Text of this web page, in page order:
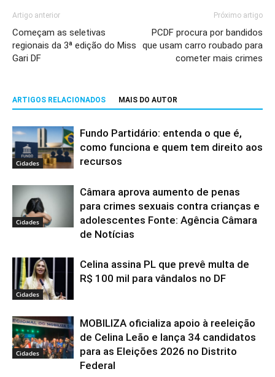
Artigo anterior
Começam as seletivas
regionais da 3ª edição do Miss
Gari DF
Próximo artigo
PCDF procura por bandidos
que usam carro roubado para
cometer mais crimes
ARTIGOS RELACIONADOS MAIS DO AUTOR
Cidades
Fundo Partidário: entenda o que é,
como funciona e quem tem direito aos
recursos
Cidades
Câmara aprova aumento de penas
para crimes sexuais contra crianças e
adolescentes Fonte: Agência Câmara
de Notícias
Cidades
Celina assina PL que prevê multa de
R$ 100 mil para vândalos no DF
Cidades
MOBILIZA oficializa apoio à reeleição
de Celina Leão e lança 34 candidatos
para as Eleições 2026 no Distrito
Federal